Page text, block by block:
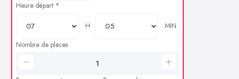
Heure départ *
H
MIN
Nombre de places